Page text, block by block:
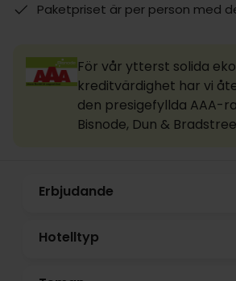
Paketpriset är per person med
För vår ytterst solida
kreditvärdighet har vi
den presigefyllda AAA-
Bisnode, Dun &
Erbjudande
Hotelltyp